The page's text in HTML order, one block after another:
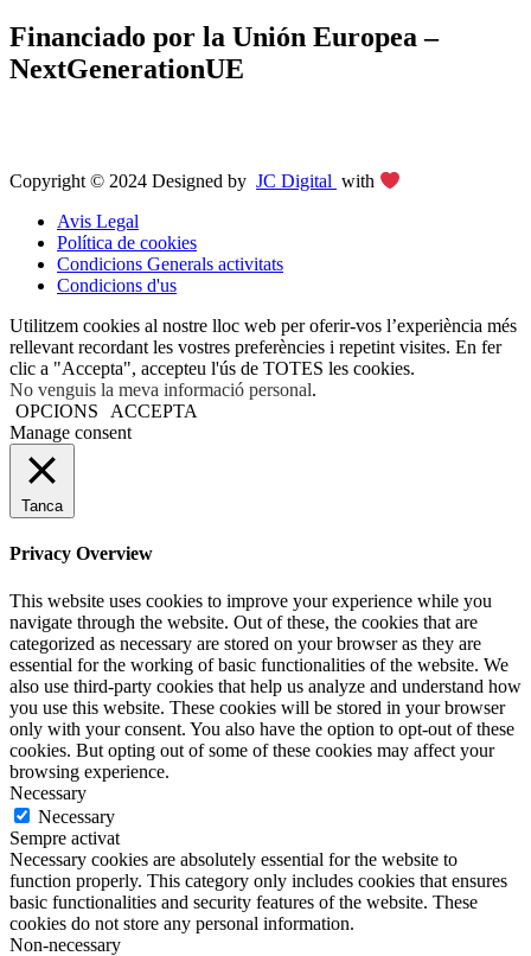
Financiado por la Unión Europea –
NextGenerationUE
Copyright © 2024 Designed by JC Digital with
Avis Legal
Política de cookies
Condicions Generals activitats
Condicions d'us
Utilitzem cookies al nostre lloc web per oferir-vos l’experiència més
rellevant recordant les vostres preferències i repetint visites. En fer
clic a "Accepta", accepteu l'ús de TOTES les cookies.
No venguis la meva informació personal.
OPCIONS
ACCEPTA
Manage consent
Tanca
Privacy Overview
This website uses cookies to improve your experience while you
navigate through the website. Out of these, the cookies that are
categorized as necessary are stored on your browser as they are
essential for the working of basic functionalities of the website. We
also use third-party cookies that help us analyze and understand how
you use this website. These cookies will be stored in your browser
only with your consent. You also have the option to opt-out of these
cookies. But opting out of some of these cookies may affect your
browsing experience.
Necessary
Necessary
Sempre activat
Necessary cookies are absolutely essential for the website to
function properly. This category only includes cookies that ensures
basic functionalities and security features of the website. These
cookies do not store any personal information.
Non-necessary